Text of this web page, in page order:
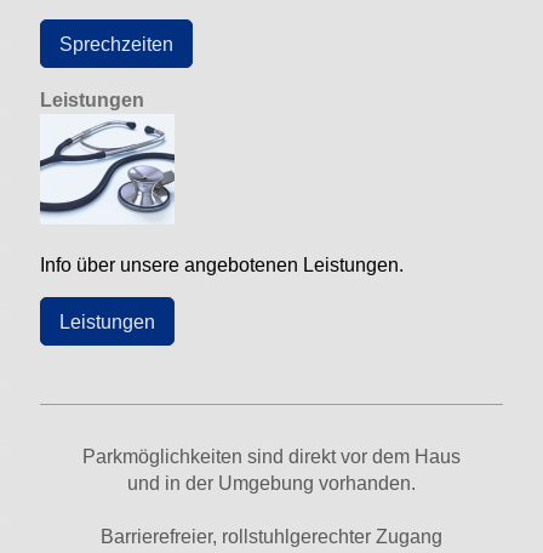
Sprechzeiten
Leistungen
Info über unsere angebotenen Leistungen.
Leistungen
Parkmöglichkeiten sind direkt vor dem Haus
und in der Umgebung vorhanden.
Barrierefreier, rollstuhlgerechter Zugang